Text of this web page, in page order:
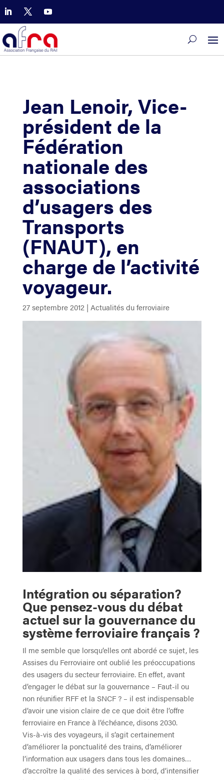
Jean Lenoir, Vice-
président de la
Fédération
nationale des
associations
d’usagers des
Transports
(FNAUT), en
charge de l’activité
voyageur.
27 septembre 2012 | Actualités du ferroviaire
Intégration ou séparation?
Que pensez-vous du débat
actuel sur la gouvernance du
système ferroviaire français ?
Il me semble que lorsqu’elles ont abordé ce sujet, les
Assises du Ferroviaire ont oublié les préoccupations
des usagers du secteur ferroviaire. En effet, avant
d’engager le débat sur la gouvernance – Faut-il ou
non réunifier RFF et la SNCF ? – il est indispensable
d’avoir une vision claire de ce que doit être l’offre
ferroviaire en France à l’échéance, disons 2030.
Vis-à-vis des voyageurs, il s’agit certainement
d’améliorer la ponctualité des trains, d’améliorer
l’information aux usagers dans tous les domaines…
d’accroître la qualité des services à bord, d’intensifier